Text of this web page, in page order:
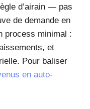
d’airain — pas
de demande en
process minimal :
et
Pour baliser
en auto-